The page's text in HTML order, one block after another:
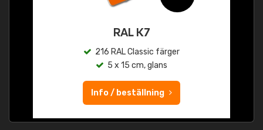
RAL K7
216 RAL Classic färger
5 x 15 cm, glans
Info / beställning